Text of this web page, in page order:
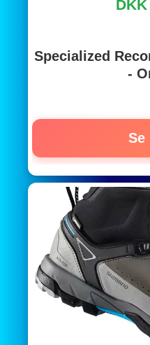
Specialized
-
Se